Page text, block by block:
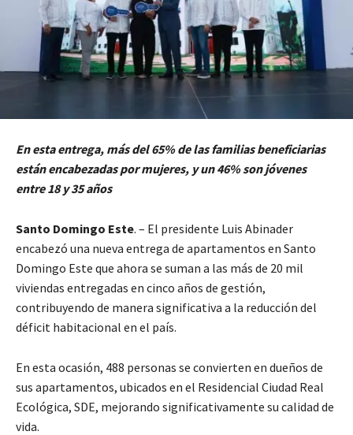
En esta entrega, más del 65% de las familias beneficiarias
están encabezadas por mujeres, y un 46% son jóvenes
entre 18 y 35 años
Santo Domingo Este. – El presidente Luis Abinader
encabezó una nueva entrega de apartamentos en Santo
Domingo Este que ahora se suman a las más de 20 mil
viviendas entregadas en cinco años de gestión,
contribuyendo de manera significativa a la reducción del
déficit habitacional en el país.
En esta ocasión, 488 personas se convierten en dueños de
sus apartamentos, ubicados en el Residencial Ciudad Real
Ecológica, SDE, mejorando significativamente su calidad de
vida.